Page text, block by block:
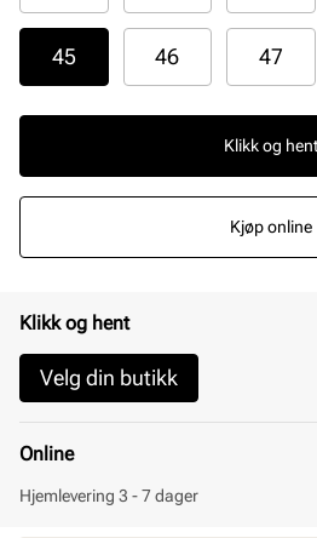
45 46 47
Klikk og hent
Kjøp online
Klikk og hent
Velg din butikk
Online
Hjemlevering 3 - 7 dager